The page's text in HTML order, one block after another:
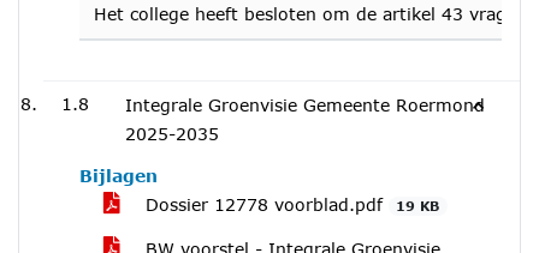
Het college heeft besloten om de artikel 43 vragen
1.8
Integrale Groenvisie Gemeente Roermond
2025-2035
Bijlagen
Dossier 12778 voorblad.pdf
19 KB
BW voorstel - Integrale Groenvisie